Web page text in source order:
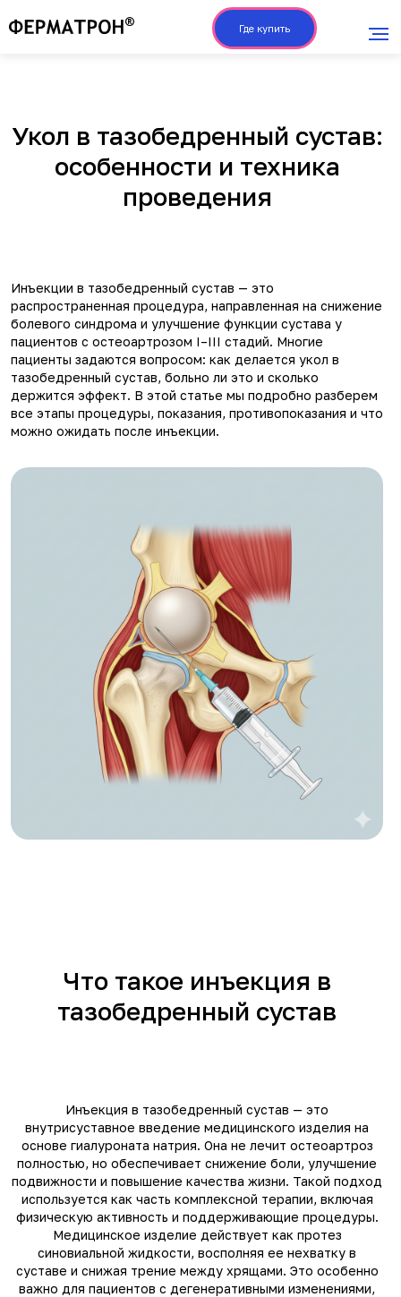
Где купить
Укол в тазобедренный сустав:
особенности и техника
проведения
Инъекции в тазобедренный сустав — это
распространенная процедура, направленная на снижение
болевого синдрома и улучшение функции сустава у
пациентов с остеоартрозом I–III стадий. Многие
пациенты задаются вопросом: как делается укол в
тазобедренный сустав, больно ли это и сколько
держится эффект. В этой статье мы подробно разберем
все этапы процедуры, показания, противопоказания и что
можно ожидать после инъекции.
Что такое инъекция в
тазобедренный сустав
Инъекция в тазобедренный сустав — это
внутрисуставное введение медицинского изделия на
основе гиалуроната натрия. Она не лечит остеоартроз
полностью, но обеспечивает снижение боли, улучшение
подвижности и повышение качества жизни. Такой подход
используется как часть комплексной терапии, включая
физическую активность и поддерживающие процедуры.
Медицинское изделие действует как протез
синовиальной жидкости, восполняя ее нехватку в
суставе и снижая трение между хрящами. Это особенно
важно для пациентов с дегенеративными изменениями,